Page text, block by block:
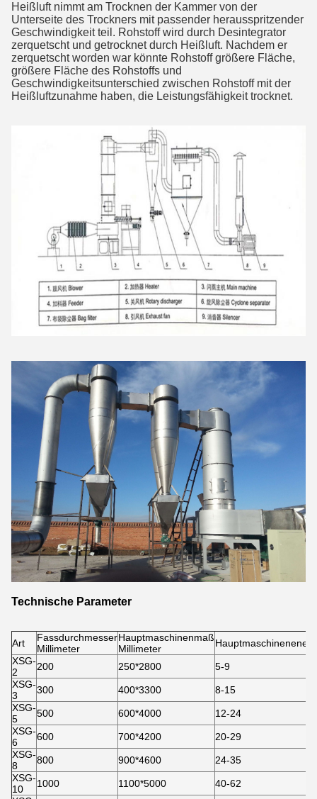
Heißluft nimmt am Trocknen der Kammer von der
Unterseite des Trockners mit passender herausspritzender
Geschwindigkeit teil. Rohstoff wird durch Desintegrator
zerquetscht und getrocknet durch Heißluft. Nachdem er
zerquetscht worden war könnte Rohstoff größere Fläche,
größere Fläche des Rohstoffs und
Geschwindigkeitsunterschied zwischen Rohstoff mit der
Heißluftzunahme haben, die Leistungsfähigkeit trocknet.
Technische Parameter
Art
Fassdurchmesser
Millimeter
Hauptmaschinenmaß
Millimeter
XSG-
2
200 250*2800
5-9
XSG-
3
300 400*3300
8-15
XSG-
5
500 600*4000
12-24
XSG-
6
600 700*4200
20-29
XSG-
8
800 900*4600
24-35
XSG-
10
1000 1100*5000
40-62